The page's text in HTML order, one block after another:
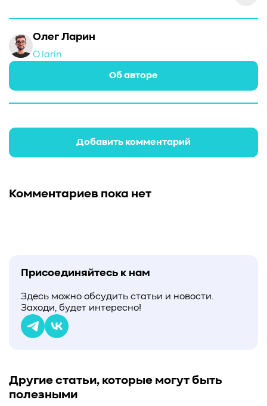
Олег Ларин
O.larin
Об авторе
Добавить комментарий
Комментариев пока нет
Присоединяйтесь к нам
Здесь можно обсудить статьи и новости.
Заходи, будет интересно!
Другие статьи, которые могут быть
полезными